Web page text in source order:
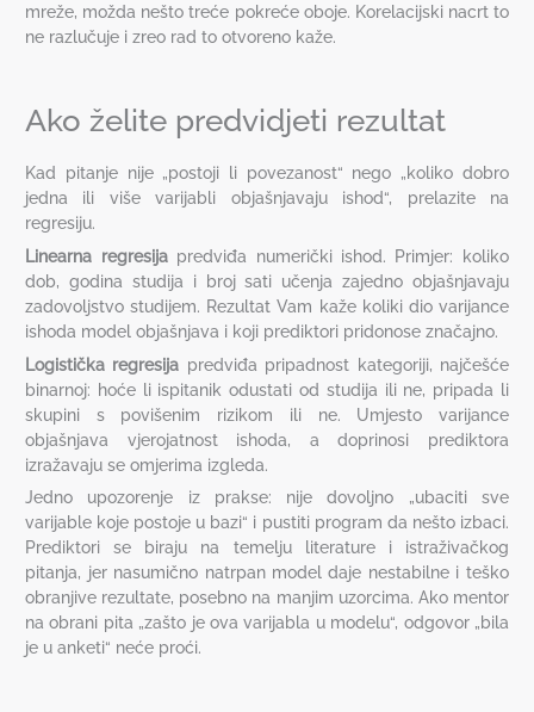
mreže, možda nešto treće pokreće oboje. Korelacijski nacrt to
ne razlučuje i zreo rad to otvoreno kaže.
Ako želite predvidjeti rezultat
Kad pitanje nije „postoji li povezanost“ nego „koliko dobro
jedna ili više varijabli objašnjavaju ishod“, prelazite na
regresiju.
Linearna regresijapredviđa numerički ishod. Primjer: koliko
dob, godina studija i broj sati učenja zajedno objašnjavaju
zadovoljstvo studijem. Rezultat Vam kaže koliki dio varijance
ishoda model objašnjava i koji prediktori pridonose značajno.
Logistička regresija predviđa pripadnost kategoriji, najčešće
binarnoj: hoće li ispitanik odustati od studija ili ne, pripada li
skupini s povišenim rizikom ili ne. Umjesto varijance
objašnjava vjerojatnost ishoda, a doprinosi prediktora
izražavaju se omjerima izgleda.
Jedno upozorenje iz prakse: nije dovoljno „ubaciti sve
varijable koje postoje u bazi“ i pustiti program da nešto izbaci.
Prediktori se biraju na temelju literature i istraživačkog
pitanja, jer nasumično natrpan model daje nestabilne i teško
obranjive rezultate, posebno na manjim uzorcima. Ako mentor
na obrani pita „zašto je ova varijabla u modelu“, odgovor „bila
je u anketi“ neće proći.